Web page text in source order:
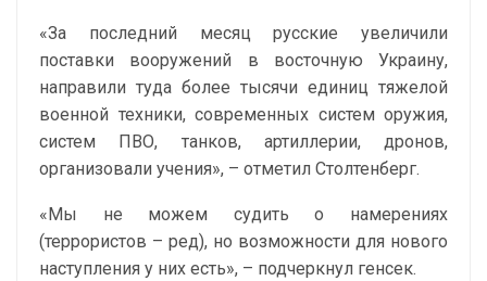
«За последний месяц русские увеличили
поставки вооружений в восточную Украину,
направили туда более тысячи единиц тяжелой
военной техники, современных систем оружия,
систем ПВО, танков, артиллерии, дронов,
организовали учения», – отметил Столтенберг.
«Мы не можем судить о намерениях
(террористов – ред), но возможности для нового
наступления у них есть», – подчеркнул генсек.